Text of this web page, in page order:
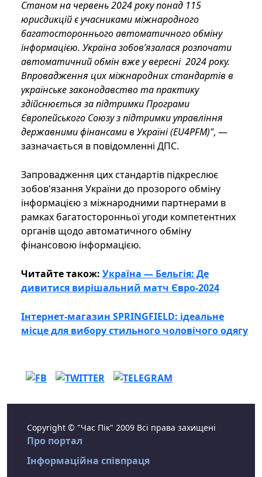
Станом на червень 2024 року понад 115
юрисдикцій є учасниками міжнародного
багатостороннього автоматичного обміну
інформацією. Україна зобов’язалася розпочати
автоматичний обмін вже у вересні 2024 року.
Впровадження цих міжнародних стандартів в
українське законодавство та практику
здійснюється за підтримки Програми
Європейського Союзу з підтримки управління
державними фінансами в Україні (EU4PFM)", —
зазначається в повідомленні ДПС.
Запровадження цих стандартів підкреслює
зобов'язання України до прозорого обміну
інформацією з міжнародними партнерами в
рамках багатосторонньої угоди компетентних
органів щодо автоматичного обміну
фінансовою інформацією.
Читайте також: Україна — Бельгія: Де
дивитися вирішальний матч Євро-2024
Інтернет-магазин SPRINGFIELD: ідеальне
місце для вибору стильного чоловічого одягу
Copyright © "Час Пік" 2009 Всі права захищені
Про портал
Інформаційна співпраця